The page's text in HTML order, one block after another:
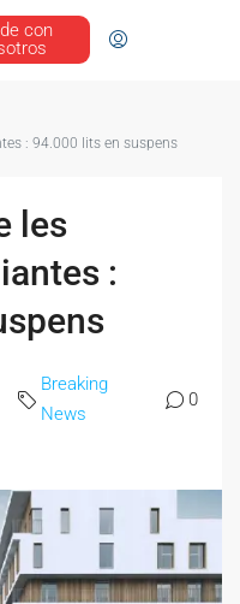
con
: 94.000 lits en suspens
les
:
Breaking
News
0